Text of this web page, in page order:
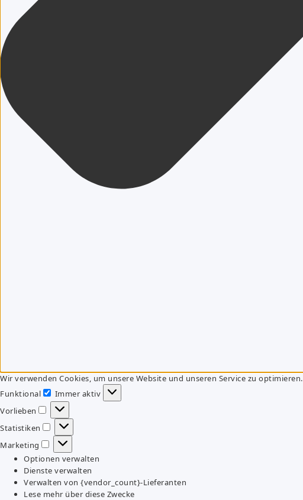
Wir verwenden Cookies, um unsere Website und unseren Service zu optimieren.
Funktional
Funktional
Immer aktiv
Vorlieben
Vorlieben
Statistiken
Statistiken
Marketing
Marketing
Optionen verwalten
Dienste verwalten
Verwalten von {vendor_count}-Lieferanten
Lese mehr über diese Zwecke